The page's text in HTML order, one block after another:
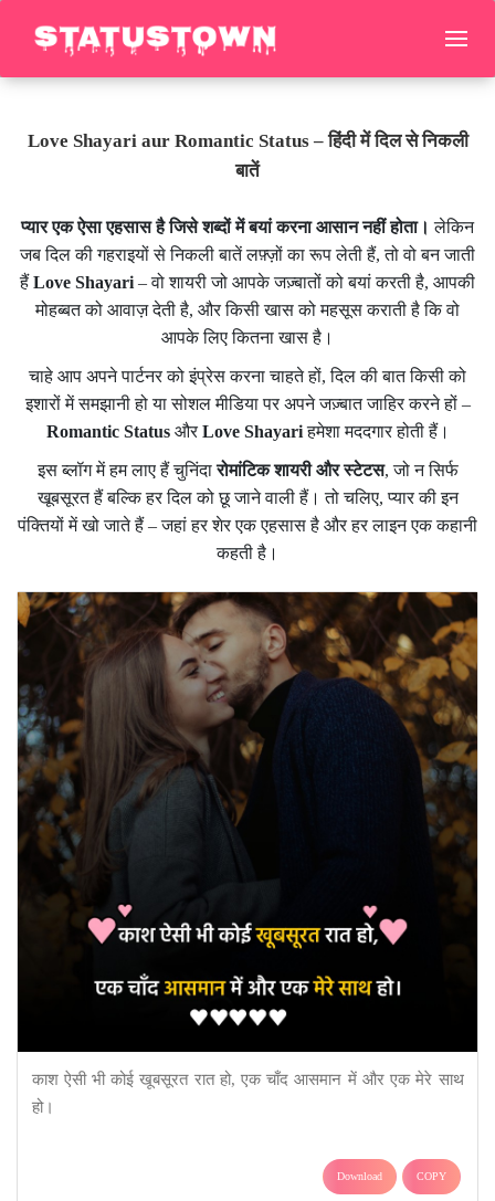
Love Shayari aur Romantic Status – हिंदी में दिल से निकली
बातें
प्यार एक ऐसा एहसास है जिसे शब्दों में बयां करना आसान नहीं होता। लेकिन
जब दिल की गहराइयों से निकली बातें लफ़्ज़ों का रूप लेती हैं, तो वो बन जाती
हैं Love Shayari – वो शायरी जो आपके जज़्बातों को बयां करती है, आपकी
मोहब्बत को आवाज़ देती है, और किसी खास को महसूस कराती है कि वो
आपके लिए कितना खास है।
चाहे आप अपने पार्टनर को इंप्रेस करना चाहते हों, दिल की बात किसी को
इशारों में समझानी हो या सोशल मीडिया पर अपने जज़्बात जाहिर करने हों –
Romantic Statusऔर Love Shayariहमेशा मददगार होती हैं।
इस ब्लॉग में हम लाए हैं चुनिंदारोमांटिक शायरी और स्टेटस, जो न सिर्फ
खूबसूरत हैं बल्कि हर दिल को छू जाने वाली हैं। तो चलिए, प्यार की इन
पंक्तियों में खो जाते हैं – जहां हर शेर एक एहसास है और हर लाइन एक कहानी
कहती है।
काश ऐसी भी कोई खूबसूरत रात हो, एक चाँद आसमान में और एक मेरे साथ
हो।
Download COPY